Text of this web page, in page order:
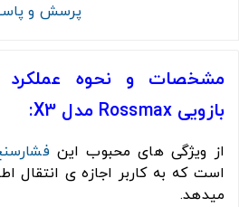
پرسش و
مشخصات و نحوه عملکرد
بازویی Rossmax مدل X3:
از ویژگی های محبوب این
است که به کاربر اجازه ی انتقال
میدهد.